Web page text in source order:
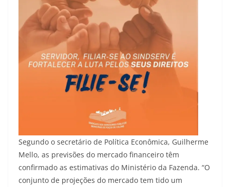
Segundo o secretário de Política Econômica, Guilherme
Mello, as previsões do mercado financeiro têm
confirmado as estimativas do Ministério da Fazenda. “O
conjunto de projeções do mercado tem tido um